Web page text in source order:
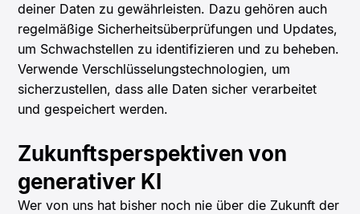
deiner Daten zu gewährleisten. Dazu gehören auch
regelmäßige Sicherheitsüberprüfungen und Updates,
um Schwachstellen zu identifizieren und zu beheben.
Verwende Verschlüsselungstechnologien, um
sicherzustellen, dass alle Daten sicher verarbeitet
und gespeichert werden.
Zukunftsperspektiven von
generativer KI
Wer von uns hat bisher noch nie über die Zukunft der